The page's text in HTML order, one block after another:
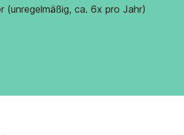
(unregelmäßig, ca. 6x pro Jahr)